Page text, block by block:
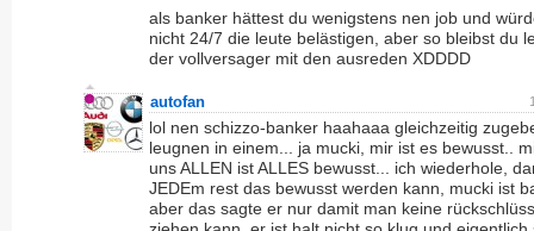
als banker hättest du wenigstens nen job und
nicht 24/7 die leute belästigen, aber so bleibst du
der vollversager mit den ausreden XDDDD
autofan
lol nen schizzo-banker haahaaa gleichzeitig
leugnen in einem... ja mucki, mir ist es bewusst..
uns ALLEN ist ALLES bewusst... ich wiederhole,
JEDEm rest das bewusst werden kann, mucki ist
aber das sagte er nur damit man keine